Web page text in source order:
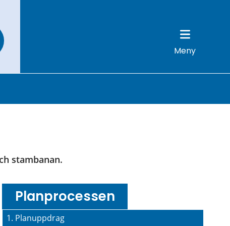
Meny
stambanan.
Planprocessen
1. Planuppdrag